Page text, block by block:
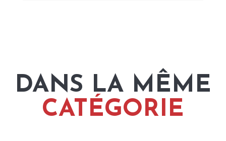
DANS LA MÊME
CATÉGORIE